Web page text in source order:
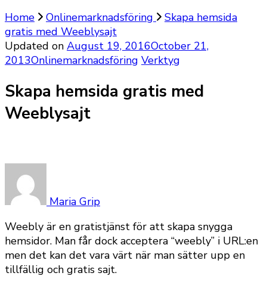
Home
Onlinemarknadsföring
Skapa hemsida
gratis med Weeblysajt
Updated on August 19, 2016October 21,
2013Onlinemarknadsföring Verktyg
Skapa hemsida gratis med
Weeblysajt
Maria Grip
Weebly är en gratistjänst för att skapa snygga
hemsidor. Man får dock acceptera “weebly” i URL:en
men det kan det vara värt när man sätter upp en
tillfällig och gratis sajt.